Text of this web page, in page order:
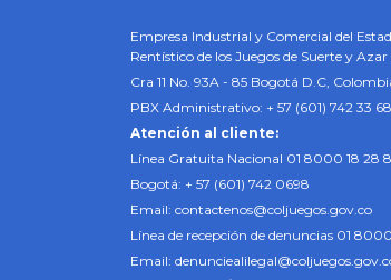
Empresa Industrial y Comercial del
Rentístico de los Juegos de Suerte y Azar
Cra 11 No. 93A - 85 Bogotá D.C,
PBX Administrativo: + 57 (601) 742 33 68
Atención al cliente:
Línea Gratuita Nacional 01 8000 18 28
Bogotá: + 57 (601) 742 0698
Email: contactenos@coljuegos.gov.co
Línea de recepción de denuncias 01
Email: